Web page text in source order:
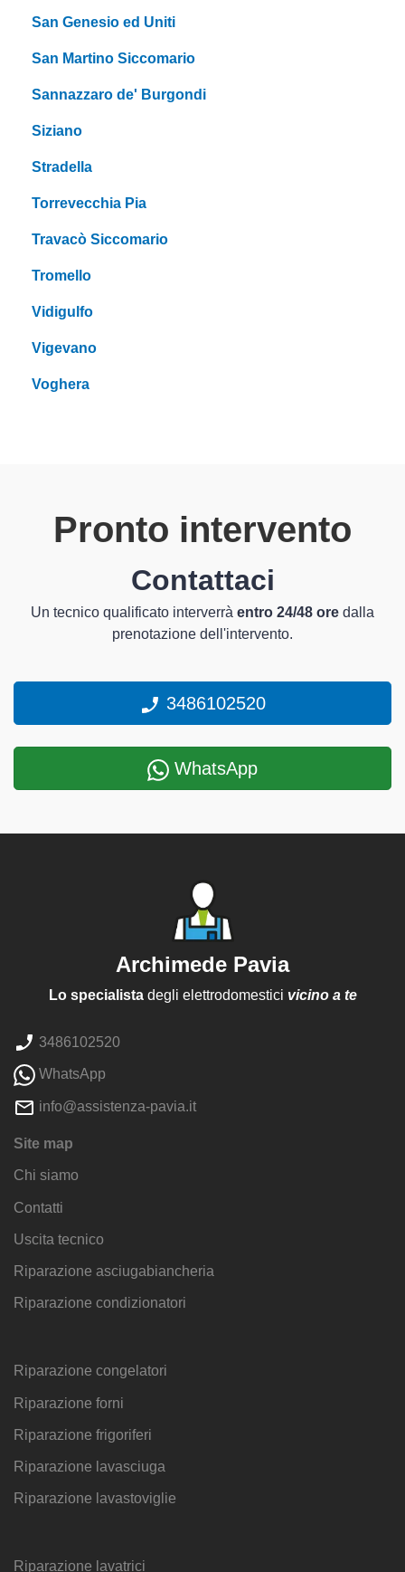
San Genesio ed Uniti
San Martino Siccomario
Sannazzaro de' Burgondi
Siziano
Stradella
Torrevecchia Pia
Travacò Siccomario
Tromello
Vidigulfo
Vigevano
Voghera
Pronto intervento
Contattaci
Un tecnico qualificato interverrà entro 24/48 ore dalla
prenotazione dell'intervento.
3486102520
WhatsApp
Archimede Pavia
Lo specialistadegli elettrodomestici vicino a te
3486102520
WhatsApp
info@assistenza-pavia.it
Site map
Chi siamo
Contatti
Uscita tecnico
Riparazione asciugabiancheria
Riparazione condizionatori
Riparazione congelatori
Riparazione forni
Riparazione frigoriferi
Riparazione lavasciuga
Riparazione lavastoviglie
Riparazione lavatrici